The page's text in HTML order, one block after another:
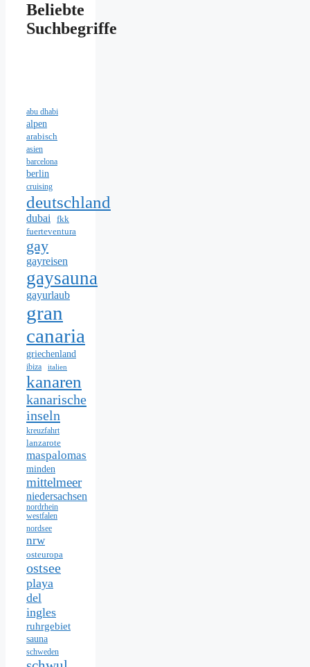
Beliebte
Suchbegriffe
abu dhabi
alpen
arabisch
asien
barcelona
berlin
cruising
deutschland
dubai
fkk
fuerteventura
gay
gayreisen
gaysauna
gayurlaub
gran
canaria
griechenland
ibiza italien
kanaren
kanarische
inseln
kreuzfahrt
lanzarote
maspalomas
minden
mittelmeer
niedersachsen
nordrhein
westfalen
nordsee
nrw
osteuropa
ostsee
playa
del
ingles
ruhrgebiet
sauna
schweden